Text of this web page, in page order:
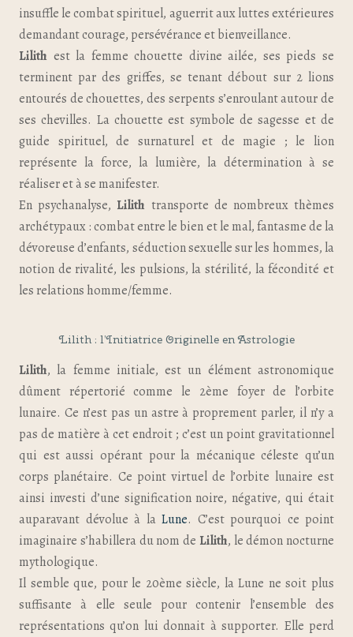
insuffle le combat spirituel, aguerrit aux luttes extérieures
demandant courage, persévérance et bienveillance.
Lilith est la femme chouette divine ailée, ses pieds se
terminent par des griffes, se tenant débout sur 2 lions
entourés de chouettes, des serpents s’enroulant autour de
ses chevilles. La chouette est symbole de sagesse et de
guide spirituel, de surnaturel et de magie ; le lion
représente la force, la lumière, la détermination à se
réaliser et à se manifester.
En psychanalyse, Lilith transporte de nombreux thèmes
archétypaux : combat entre le bien et le mal, fantasme de la
dévoreuse d’enfants, séduction sexuelle sur les hommes, la
notion de rivalité, les pulsions, la stérilité, la fécondité et
les relations homme/femme.
Lilith : l’Initiatrice Originelle en Astrologie
Lilith, la femme initiale, est un élément astronomique
dûment répertorié comme le 2ème foyer de l’orbite
lunaire. Ce n’est pas un astre à proprement parler, il n’y a
pas de matière à cet endroit ; c’est un point gravitationnel
qui est aussi opérant pour la mécanique céleste qu’un
corps planétaire. Ce point virtuel de l’orbite lunaire est
ainsi investi d’une signification noire, négative, qui était
auparavant dévolue à la Lune. C’est pourquoi ce point
imaginaire s’habillera du nom de Lilith, le démon nocturne
mythologique.
Il semble que, pour le 20ème siècle, la Lune ne soit plus
suffisante à elle seule pour contenir l’ensemble des
représentations qu’on lui donnait à supporter. Elle perd